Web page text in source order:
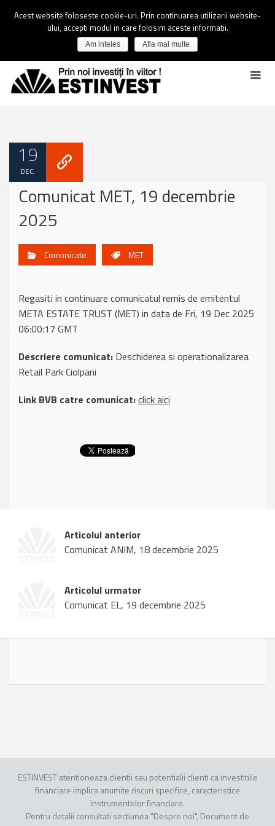
19
DEC.
Comunicat MET, 19 decembrie
2025
Comunicate MET
Regasiti in continuare comunicatul remis de emitentul
META ESTATE TRUST (MET) in data de Fri, 19 Dec 2025
06:00:17 GMT
Descriere comunicat: Deschiderea si operationalizarea
Retail Park Ciolpani
Link BVB catre comunicat:click aici
Articolul anterior
Comunicat ANIM, 18 decembrie 2025
Articolul urmator
Comunicat EL, 19 decembrie 2025
ESTINVEST atentioneaza clientii sau potentialii clienti ca investitiile
financiare implica anumite riscuri specifice, caracteristice
instrumentelor financiare.
Pentru detalii consultati sectiunea "Despre noi", Document de
Acest website foloseste cookie-uri. Prin continuarea utilizarii website-
ului, accepti modul in care folosim aceste informatii.
Am inteles Afla mai multe